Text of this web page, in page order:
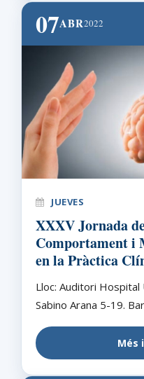
07ABR2022
JUEVES
XXXV Jornada
Comportament i
en la Pràctica
Lloc: Auditori
Sabino Arana 5-19.
Més